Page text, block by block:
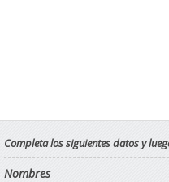
Completa los siguientes datos y
Nombres